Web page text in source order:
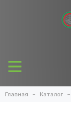
Главная Каталог